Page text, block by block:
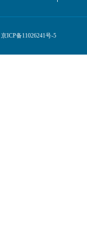
京ICP备11026241号-5